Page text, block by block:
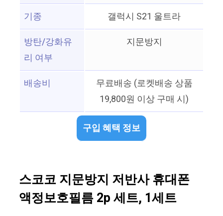
기종
갤럭시 S21 울트라
방탄/강화유
리 여부
지문방지
배송비
무료배송 (로켓배송 상품
19,800원 이상 구매 시)
구입 혜택 정보
스코코 지문방지 저반사 휴대폰
액정보호필름 2p 세트, 1세트